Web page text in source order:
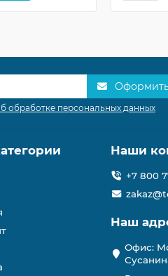
обработке персональных данных
Наши
+7 800
Наш
Офис: